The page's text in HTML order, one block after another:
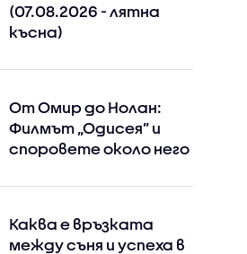
(07.08.2026 - лятна
късна)
От Омир до Нолан:
Филмът „Одисея” и
споровете около него
Каква е връзката
между съня и успеха в